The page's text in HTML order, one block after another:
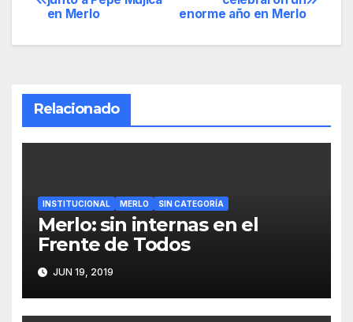
de
enorme año en Merlo
en Merlo
Relacionado
INSTITUCIONAL MERLO SIN CATEGORÍA
Merlo: sin internas en el
Frente de Todos
JUN 19, 2019